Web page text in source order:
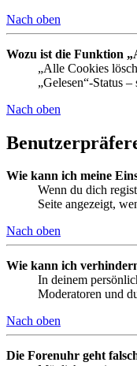
Nach oben
Wozu ist die Funktion
„Alle Cookies
„Gelesen“-Status
Nach oben
Wie kann ich meine
Wenn du dich
Seite angezeigt,
Nach oben
Wie kann ich
In deinem
Moderatoren und
Nach oben
Die Forenuhr geht